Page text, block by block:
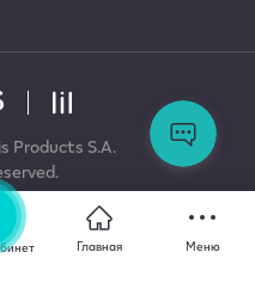
Главная Меню
Products S.A.
энд Маркетинг»